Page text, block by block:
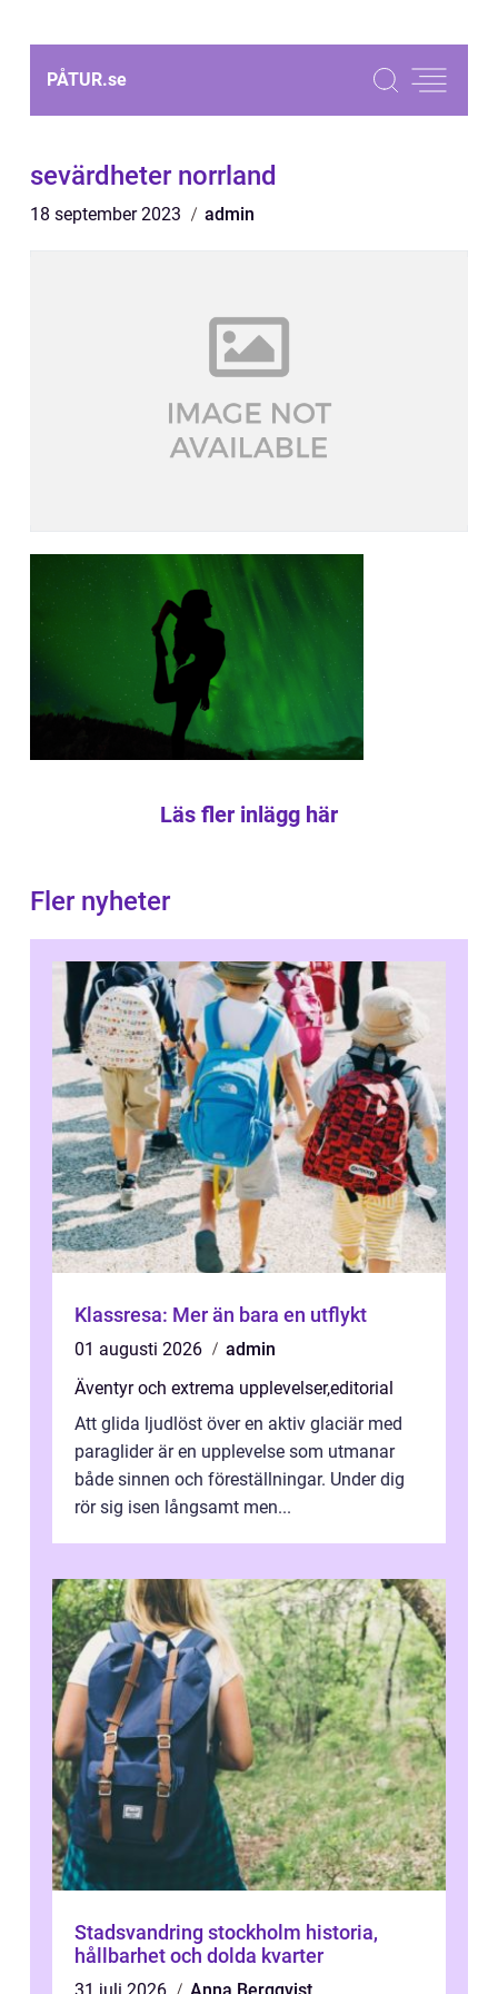
PÅTUR.se
sevärdheter norrland
18 september 2023 admin
Läs fler inlägg här
Fler nyheter
Klassresa: Mer än bara en utflykt
01 augusti 2026
admin
Äventyr och extrema upplevelser,editorial
Att glida ljudlöst över en aktiv glaciär med
paraglider är en upplevelse som utmanar
både sinnen och föreställningar. Under dig
rör sig isen långsamt men...
Stadsvandring stockholm historia,
hållbarhet och dolda kvarter